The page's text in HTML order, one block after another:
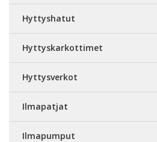
Hyttyshatut
Hyttyskarkottimet
Hyttysverkot
Ilmapatjat
Ilmapumput